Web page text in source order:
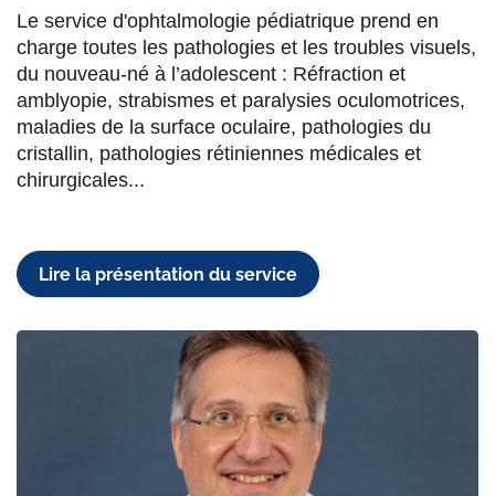
Le service d'ophtalmologie pédiatrique prend en
charge toutes les pathologies et les troubles visuels,
du nouveau-né à l’adolescent : Réfraction et
amblyopie, strabismes et paralysies oculomotrices,
maladies de la surface oculaire, pathologies du
cristallin, pathologies rétiniennes médicales et
chirurgicales...
Lire la présentation du service